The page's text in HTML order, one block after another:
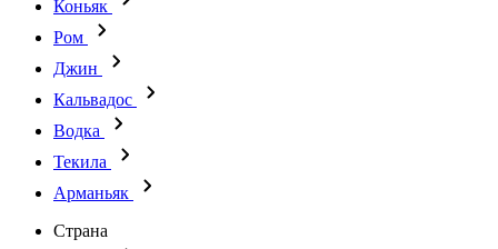
Коньяк
Ром
Джин
Кальвадос
Водка
Текила
Арманьяк
Страна